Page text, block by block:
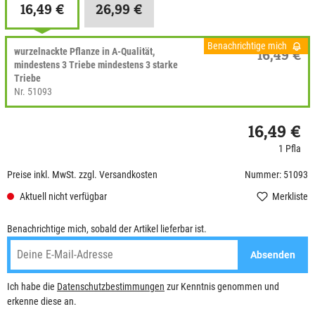
16,49 € 26,99 €
Benachrichtige mich
wurzelnackte Pflanze in A-Qualität,
mindestens 3 Triebe mindestens 3 starke
Triebe
Nr. 51093
16,49 €
16,49 €
1 Pfla
Preise inkl. MwSt. zzgl. Versandkosten
Nummer: 51093
Aktuell nicht verfügbar
Merkliste
Benachrichtige mich, sobald der Artikel lieferbar ist.
Absenden
Ich habe die Datenschutzbestimmungen zur Kenntnis genommen und
erkenne diese an.